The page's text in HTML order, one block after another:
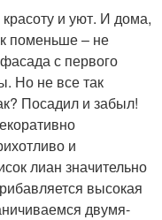
и уют. И дома,
поменьше – не
с первого
Но не все так
Посадил и забыл!
и
лиан значительно
высокая
двумя-